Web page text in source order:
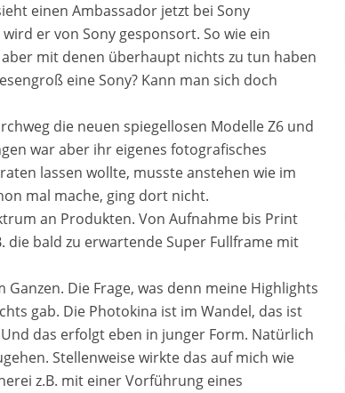
einen Ambassador jetzt bei Sony
er von Sony gesponsort. So wie ein
mit denen überhaupt nichts zu tun haben
eine Sony? Kann man sich doch
die neuen spiegellosen Modelle Z6 und
war aber ihr eigenes fotografisches
lassen wollte, musste anstehen wie im
mal mache, ging dort nicht.
an Produkten. Von Aufnahme bis Print
die bald zu erwartende Super Fullframe mit
Die Frage, was denn meine Highlights
gab. Die Photokina ist im Wandel, das ist
das erfolgt eben in junger Form. Natürlich
Stellenweise wirkte das auf mich wie
z.B. mit einer Vorführung eines